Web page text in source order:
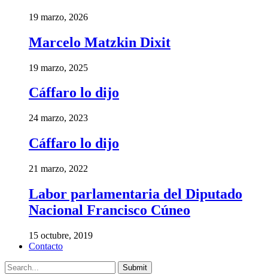
19 marzo, 2026
Marcelo Matzkin Dixit
19 marzo, 2025
Cáffaro lo dijo
24 marzo, 2023
Cáffaro lo dijo
21 marzo, 2022
Labor parlamentaria del Diputado
Nacional Francisco Cúneo
15 octubre, 2019
Contacto
Submit